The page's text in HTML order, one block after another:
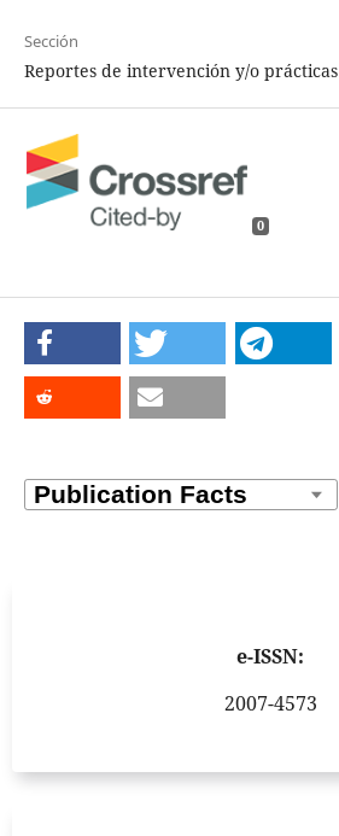
Sección
Reportes de intervención y/o prácticas
0
e-ISSN:
2007-4573